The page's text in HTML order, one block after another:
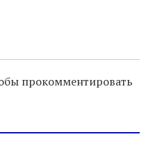
прокомментировать